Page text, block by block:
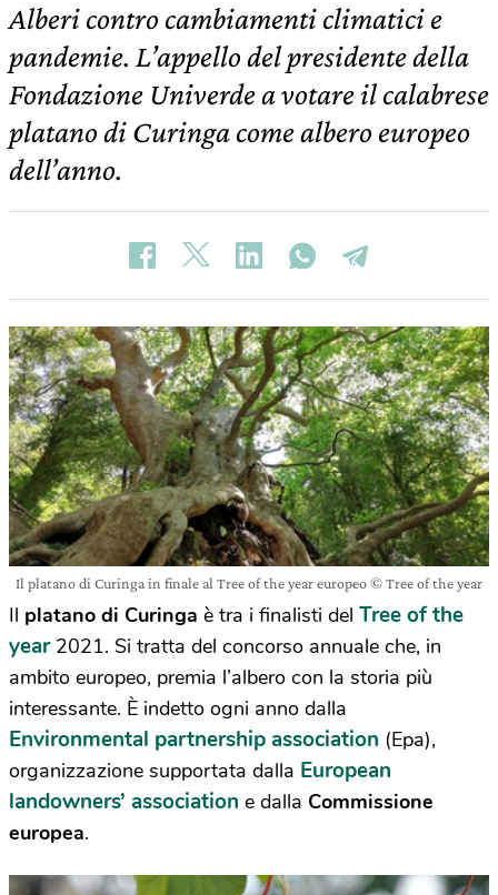
Alberi contro cambiamenti climatici e
pandemie. L’appello del presidente della
Fondazione Univerde a votare il calabrese
platano di Curinga come albero europeo
dell’anno.
Il platano di Curinga in finale al Tree of the year europeo © Tree of the year
Il platano di Curinga è tra i finalisti del Tree of the
year2021. Si tratta del concorso annuale che, in
ambito europeo, premia l’albero con la storia più
interessante. È indetto ogni anno dalla
Environmental partnership association (Epa),
organizzazione supportata dalla European
landowners’ association e dalla Commissione
europea.